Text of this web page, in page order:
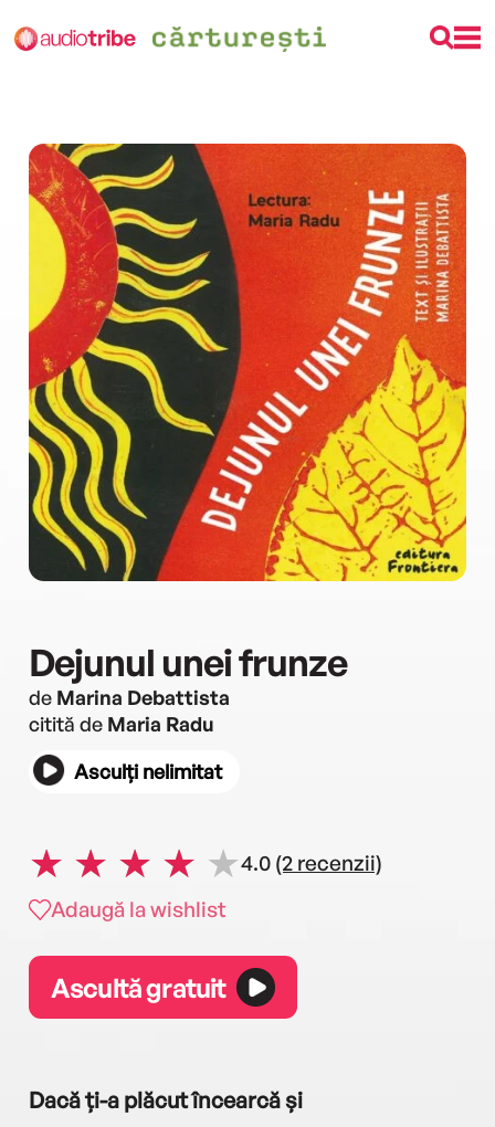
Dejunul unei frunze
de Marina Debattista
citită de Maria Radu
Asculți nelimitat
4.0 (2 recenzii)
Adaugă la wishlist
Ascultă gratuit
Dacă ți-a plăcut încearcă și